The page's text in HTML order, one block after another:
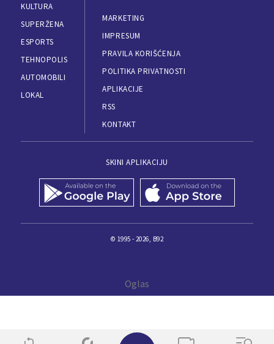
KULTURA
SUPERŽENA
ESPORTS
TEHNOPOLIS
AUTOMOBILI
LOKAL
MARKETING
IMPRESUM
PRAVILA KORIŠĆENJA
POLITIKA PRIVATNOSTI
APLIKACIJE
RSS
KONTAKT
SKINI APLIKACIJU
© 1995 - 2026, B92
✕